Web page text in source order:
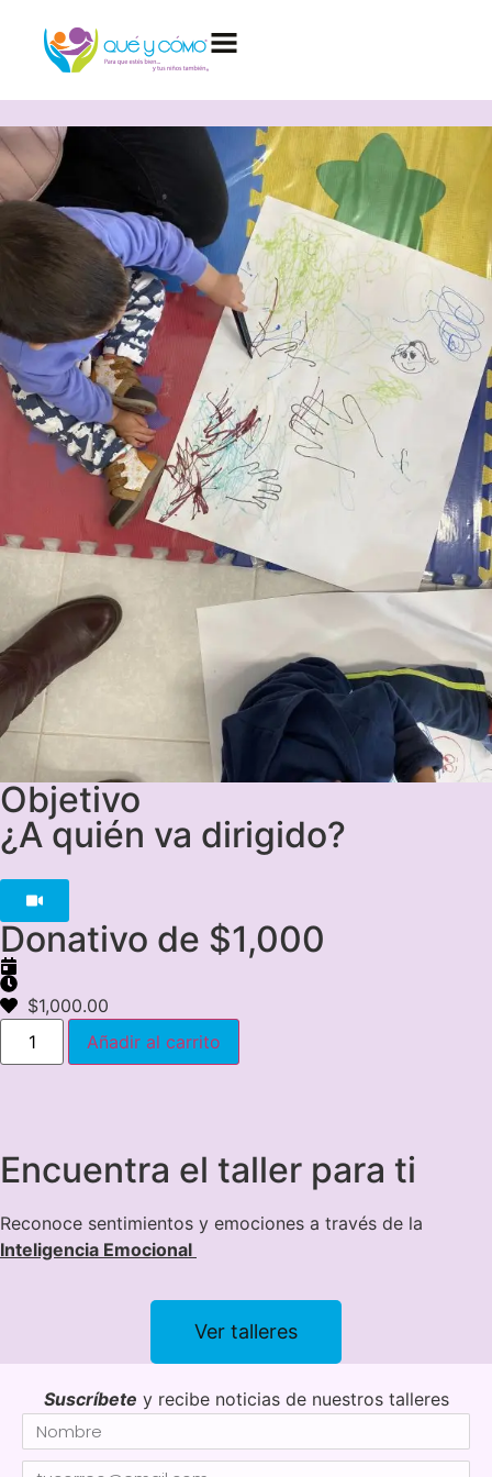
Objetivo
¿A quién va dirigido?
Donativo de $1,000
$1,000.00
Añadir al carrito
Encuentra el taller para ti
Reconoce sentimientos y emociones a través de la
Inteligencia Emocional
Ver talleres
Suscríbete y recibe noticias de nuestros talleres